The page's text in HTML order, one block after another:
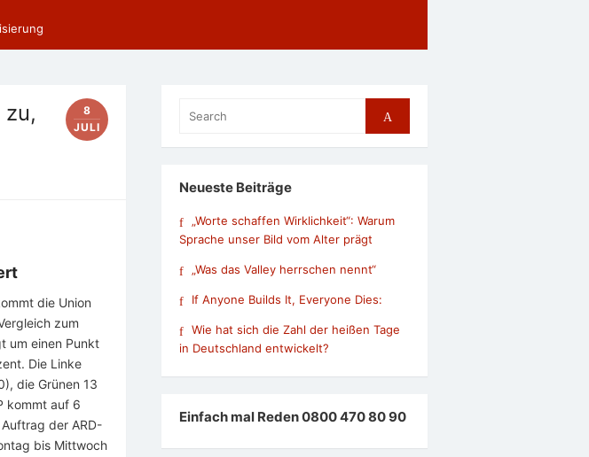
8
JULI
die Union
zum
um einen Punkt
Die Linke
die Grünen 13
kommt auf 6
der ARD-
bis Mittwoch
for:
Search
Neueste Beiträge
„Worte schaffen Wirklichkeit“: Warum
Sprache unser Bild vom Alter prägt
„Was das Valley herrschen nennt“
If Anyone Builds It, Everyone Dies:
Wie hat sich die Zahl der heißen Tage
in Deutschland entwickelt?
Einfach mal Reden 0800 470 80 90